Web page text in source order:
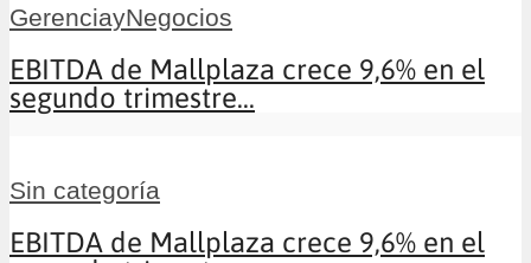
GerenciayNegocios
EBITDA de Mallplaza crece 9,6% en el
segundo trimestre...
Sin categoría
EBITDA de Mallplaza crece 9,6% en el